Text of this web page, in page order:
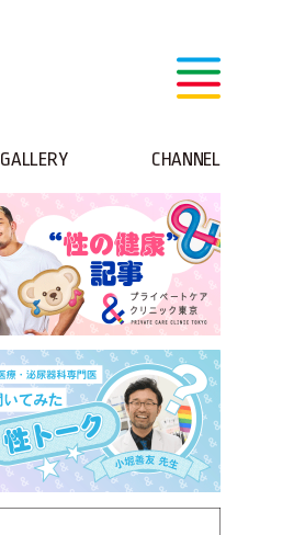
GALLERY CHANNEL